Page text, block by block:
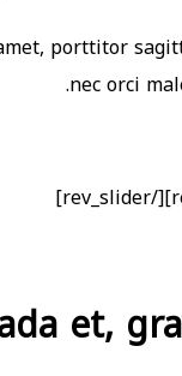
porttitor
nec orci
et,